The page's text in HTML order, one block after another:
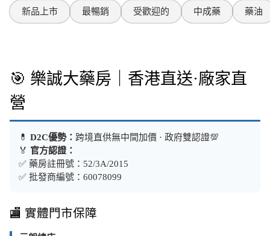
新品上市 最暢銷 受歡迎的 中成藥 藥油
🎯 樂誠大藥房｜香港直送·廠家直
營
💊 D2C優勢： 跨境直供無中間加價 · 政府雙認證💯
🏅 官方認證：
✅ 藥房註冊號：52/3A/2015
✅ 批發商編號：60078099
🏬 實體門市保障